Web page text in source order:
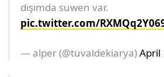
dışımda suwen var.
pic.twitter.com/
— alper (@tuvaldekiarya)April